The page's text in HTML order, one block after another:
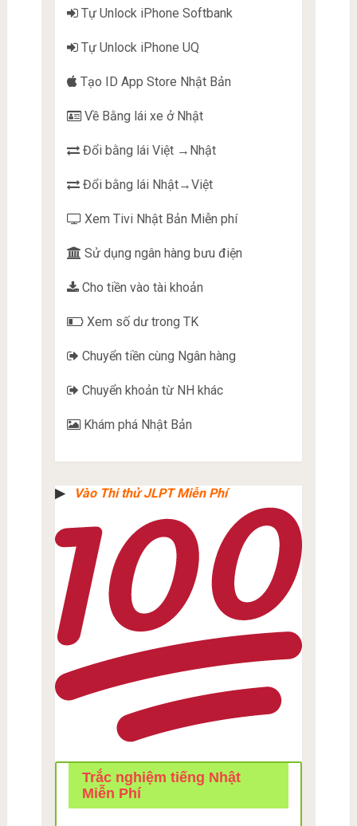
Tự Unlock iPhone Softbank
Tự Unlock iPhone UQ
Tạo ID App Store Nhật Bản
Về Bằng lái xe ở Nhật
Đổi bằng lái Việt →Nhật
Đổi bằng lái Nhật→Việt
Xem Tivi Nhật Bản Miễn phí
Sử dụng ngân hàng bưu điện
Cho tiền vào tài khoản
Xem số dư trong TK
Chuyển tiền cùng Ngân hàng
Chuyển khoản từ NH khác
Khám phá Nhật Bản
▶︎ Vào Thi thử JLPT Miễn Phí
Trắc nghiệm tiếng Nhật
Miễn Phí